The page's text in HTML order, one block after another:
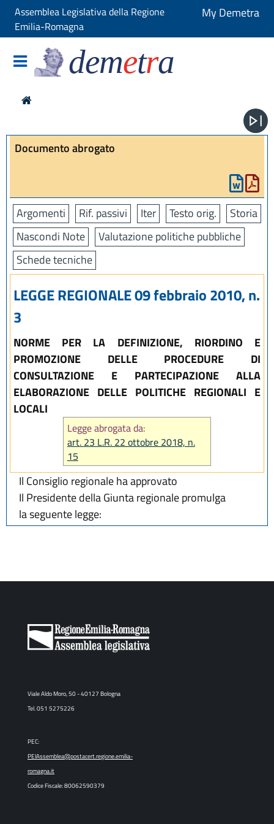
Assemblea Legislativa della Regione
Emilia-Romagna
My Demetra
demetra
Documento abrogato
Argomenti Rif. passivi Iter Testo orig.
Storia
Nascondi Note
Valutazione politiche pubbliche
Schede tecniche
LEGGE REGIONALE 09 febbraio 2010, n.
3
NORME PER LA DEFINIZIONE, RIORDINO E
PROMOZIONE DELLE PROCEDURE DI
CONSULTAZIONE E PARTECIPAZIONE ALLA
ELABORAZIONE DELLE POLITICHE REGIONALI E
LOCALI
Legge abrogata da:
art. 23 L.R. 22 ottobre 2018, n.
15
Il Consiglio regionale ha approvato
Il Presidente della Giunta regionale promulga
la seguente legge:
Viale Aldo Moro, 50 - 40127 Bologna
Tel. 051 5275226
PEC:
PEIAssemblea@postacert.regione.emilia-
romagna.it
Codice Fiscale: 80062590379